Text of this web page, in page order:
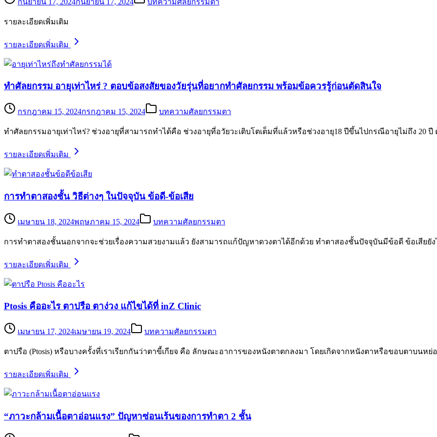
รายละเอียดเพิ่มเติม
รายละเอียดเพิ่มเติม
ทำศัลยกรรม อายุเท่าไหร่ ? ตอบข้อสงสัยของวัยรุ่นที่อยากทำศัลยกรรม พร้อมข้อควรรู้ก่อนตัดสินใจ
กรกฎาคม 15, 2024กรกฎาคม 15, 2024 บทความศัลยกรรมตา
ทำศัลยกรรมอายุเท่าไหร่? ช่วงอายุที่สามารถทำได้คือ ช่วงอายุที่อวัยวะเติบโตเต็มที่แล้วหรือช่วงอายุ18 ปีขึ้นไปกรณีอายุไม่ถึง 20
รายละเอียดเพิ่มเติม
การทำตาสองชั้น วิธีต่างๆ ในปัจจุบัน ข้อดี-ข้อเสีย
เมษายน 18, 2024พฤษภาคม 15, 2024 บทความศัลยกรรมตา
การทำตาสองชั้นนอกจากจะช่วยเรื่องความสวยงามแล้ว ยังสามารถแก้ปัญหาดวงตาได้อีกด้วย ทำตาสองชั้นปัจจุบันมีข้อดี ข้อเสียยัง
รายละเอียดเพิ่มเติม
Ptosis คืออะไร ตาปรือ ตาง่วง แก้ไขได้ที่ inZ Clinic
เมษายน 17, 2024เมษายน 19, 2024 บทความศัลยกรรมตา
ตาปรือ (Ptosis) หรือบางครั้งที่เราเรียกกันว่าตาขี้เกียจ คือ ลักษณะอาการของหนังตาตกลงมา โดยเกิดจากหนังตาหรือขอบตาบนห
รายละเอียดเพิ่มเติม
“ภาวะกล้ามเนื้อตาอ่อนแรง” ปัญหาซ่อนเร้นของการทำตา 2 ชั้น